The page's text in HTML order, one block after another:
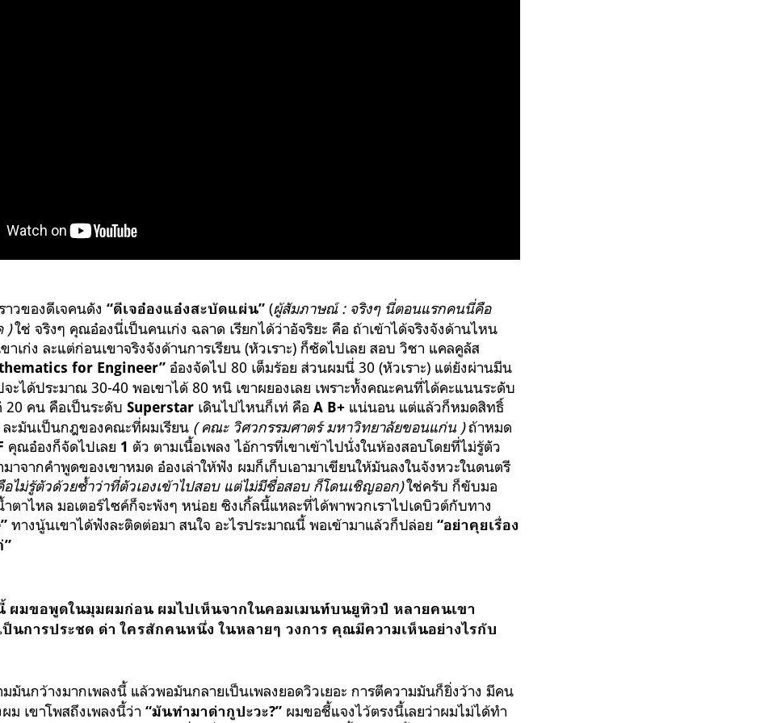
าวของดีเจคนดัง “ดีเจอ๋องแอ๋งสะบัดแผ่น” (ผู้สัมภาษณ์ : จริงๆ นี่ตอนแรกคนนี่คือ
)ใช่ จริงๆ คุณอ๋องนี่เป็นคนเก่ง ฉลาด เรียกได้ว่าอัจริยะ คือ ถ้าเข้าได้จริงจังด้านไหน
าเก่ง ละแต่ก่อนเขาจริงจังด้านการเรียน (หัวเราะ) ก็ซัดไปเลย สอบ วิชา แคลคูลัส
for Engineer” อ๋องจัดไป 80 เต็มร้อย ส่วนผมนี่ 30 (หัวเราะ) แต่ยังผ่านมีน
ะได้ประมาณ 30-40 พอเขาได้ 80 หนิ เขาผยองเลย เพราะทั้งคณะคนที่ได้คะแนนระดับ
คน คือเป็นระดับ Superstar เดินไปไหนก็เท่ คือ A B+ แน่นอน แต่แล้วก็หมดสิทธิ์
ะมันเป็นกฎของคณะที่ผมเรียน ( คณะ วิศวกรรมศาตร์ มหาวิทยาลัยขอนแก่น )ถ้าหมด
คุณอ๋องก็จัดไปเลย 1 ตัว ตามเนื้อเพลง ไอ้การที่เขาเข้าไปนั่งในห้องสอบโดยที่ไม่รู้ตัว
มาจากคำพูดของเขาหมด อ๋องเล่าให้ฟัง ผมก็เก็บเอามาเขียนให้มันลงในจังหวะในดนตรี
ไม่รู้ตัวด้วยซ้ำว่าที่ตัวเองเข้าไปสอบ แต่ไม่มีชื่อสอบ ก็โดนเชิญออก)ใช่ครับ ก็ขับมอ
ตาไหล มอเตอร์ไซค์ก็จะพังๆ หน่อย ซิงเกิ้ลนี้แหละที่ได้พาพวกเราไปเดบิวต์กับทาง
ทางนู้นเขาได้ฟังละติดต่อมา สนใจ อะไรประมาณนี้ พอเข้ามาแล้วก็ปล่อย “อย่าคุยเรื่อง
ผมขอพูดในมุมผมก่อน ผมไปเห็นจากในคอมเมนท์บนยูทิวป์ หลายคนเขา
ป็นการประชด ด่า ใครสักคนหนึ่ง ในหลายๆ วงการ คุณมีความเห็นอย่างไรกับ
มันกว้างมากเพลงนี้ แล้วพอมันกลายเป็นเพลงยอดวิวเยอะ การตีความมันก็ยิ่งว้าง มีคน
เขาโพสถึงเพลงนี้ว่า “มันทำมาด่ากูปะวะ?” ผมขอชี้แจงไว้ตรงนี้เลยว่าผมไม่ได้ทำ